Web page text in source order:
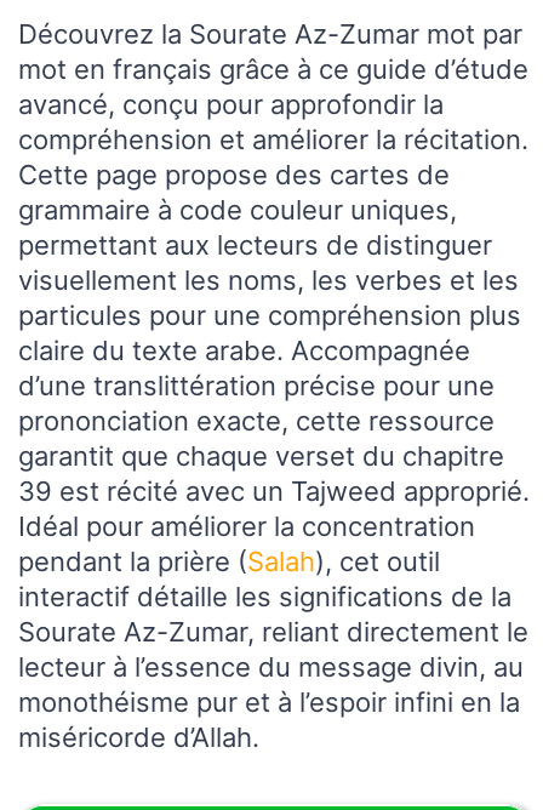
Découvrez la Sourate Az-Zumar mot par
mot en français grâce à ce guide d’étude
avancé, conçu pour approfondir la
compréhension et améliorer la récitation.
Cette page propose des cartes de
grammaire à code couleur uniques,
permettant aux lecteurs de distinguer
visuellement les noms, les verbes et les
particules pour une compréhension plus
claire du texte arabe. Accompagnée
d’une translittération précise pour une
prononciation exacte, cette ressource
garantit que chaque verset du chapitre
39 est récité avec un Tajweed approprié.
Idéal pour améliorer la concentration
pendant la prière (Salah), cet outil
interactif détaille les significations de la
Sourate Az-Zumar, reliant directement le
lecteur à l’essence du message divin, au
monothéisme pur et à l’espoir infini en la
miséricorde d’Allah.